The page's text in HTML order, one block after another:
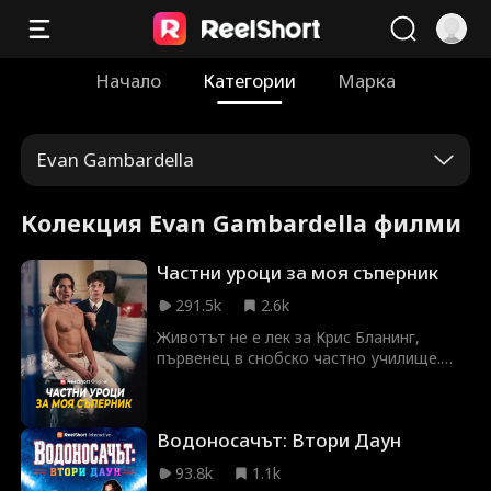
Начало Категории Марка
Evan Gambardella
Колекция Evan Gambardella филми
Частни уроци за моя съперник
291.5k
2.6k
Животът не е лек за Крис Бланинг,
първенец в снобско частно училище.
за обучение и той трябва да започне да
дава уроци на най-големия си враг —
Люшън Аларик. Люшън е разглезеното
Водоносачът: Втори Даун
93.8k 1.1k